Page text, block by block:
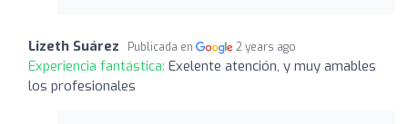
Lizeth Suárez Publicada en 2 years ago
Experiencia fantástica: Exelente atención, y muy amables
los profesionales